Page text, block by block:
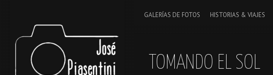
GALERÍAS DE FOTOS HISTORIAS & VIAJES
TOMANDO EL SOL